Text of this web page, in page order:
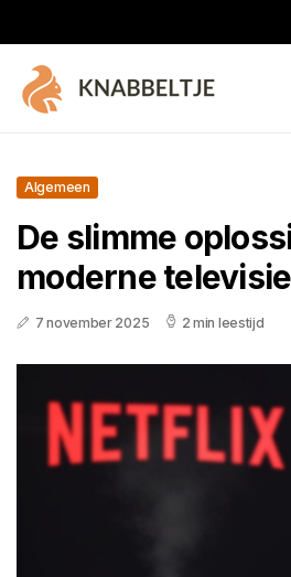
Algemeen
De slimme
moderne televisie
7 november 2025 2 min leestijd